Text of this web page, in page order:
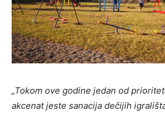
„Tokom ove godine jedan od
akcenat jeste sanacija dečijih